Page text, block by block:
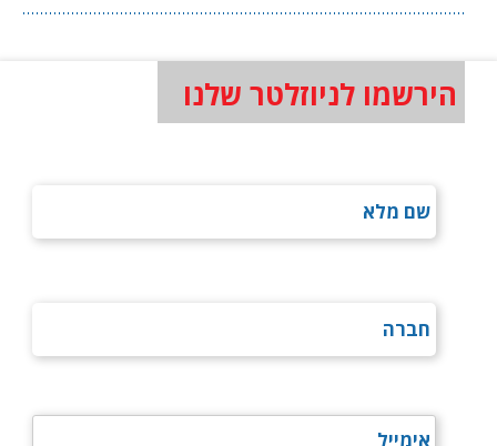
הירשמו לניוזלטר שלנו